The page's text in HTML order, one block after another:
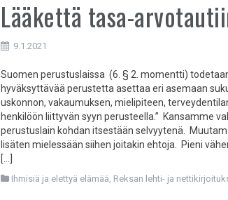
Lääkettä tasa-
9.1.2021
Suomen perustuslaissa (6. § 2. momentti)
hyväksyttävää perustetta asettaa eri asemaan
uskonnon, vakaumuksen, mielipiteen,
henkilöön liittyvän syyn perusteella.” Kansamme
perustuslain kohdan itsestään selvyytenä.
lisäten mielessään siihen joitakin ehtoja. Pieni
[…]
Ihmisiä ja elettyä elämää, Reksan lehti- ja